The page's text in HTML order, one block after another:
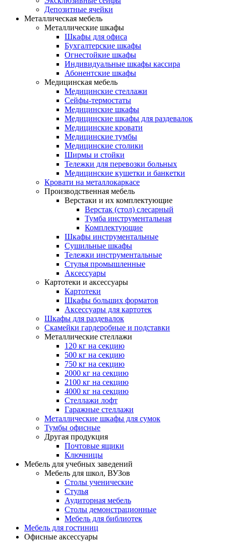
Депозитные ячейки
Металлическая мебель
Металлические шкафы
Шкафы для офиса
Бухгалтерские шкафы
Огнестойкие шкафы
Индивидуальные шкафы кассира
Абонентские шкафы
Медицинская мебель
Медицинские стеллажи
Сейфы-термостаты
Медицинские шкафы
Медицинские шкафы для раздевалок
Медицинские кровати
Медицинские тумбы
Медицинские столики
Ширмы и стойки
Тележки для перевозки больных
Медицинские кушетки и банкетки
Кровати на металлокаркасе
Производственная мебель
Верстаки и их комплектующие
Верстак (стол) слесарный
Тумба инструментальная
Комплектующие
Шкафы инструментальные
Сушильные шкафы
Тележки инструментальные
Стулья промышленные
Аксессуары
Картотеки и аксессуары
Картотеки
Шкафы больших форматов
Аксессуары для картотек
Шкафы для раздевалок
Скамейки гардеробные и подставки
Металлические стеллажи
120 кг на секцию
500 кг на секцию
750 кг на секцию
2000 кг на секцию
2100 кг на секцию
4000 кг на секцию
Стеллажи лофт
Гаражные стеллажи
Металлические шкафы для сумок
Тумбы офисные
Другая продукция
Почтовые ящики
Ключницы
Мебель для учебных заведений
Мебель для школ, ВУЗов
Столы ученические
Стулья
Аудиторная мебель
Столы демонстрационные
Мебель для библиотек
Мебель для гостиниц
Офисные аксессуары